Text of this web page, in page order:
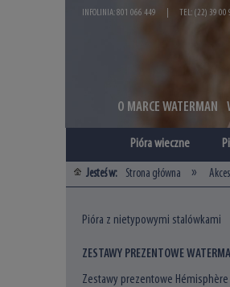
INFOLINIA: 801 066 449 TEL: (22) 39 00
O MARCE WATERMAN
Pióra wieczne
Jesteś w: Strona główna »
Pióra z nietypowymi stalówkami
ZESTAWY PREZENTOWE
Zestawy prezentowe Hémisphère